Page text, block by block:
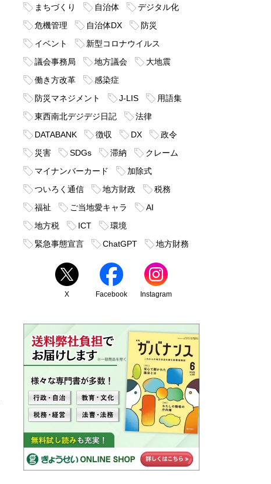
まちづくり
自治体
デジタル化
危機管理
自治体DX
防災
イベント
新型コロナウイルス
議会事務局
地方議会
大地震
働き方改革
感染症
防災マネジメント
J-LIS
用語集
東西南北デジデジ日記
法律
DATABANK
徴収 DX
政令
災害
SDGs 滞納
クレーム
マイナンバーカード
加除式
ついろく通信
地方財政
税務
福祉
ご当地愛キャラ
AI
地方税
ICT
環境
緊急事態宣言
ChatGPT 地方財務
X Facebook Instagram